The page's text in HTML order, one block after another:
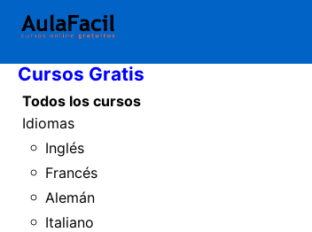
Inicio
Cursos Gratis
Todos los cursos
Idiomas
Inglés
Francés
Alemán
Italiano